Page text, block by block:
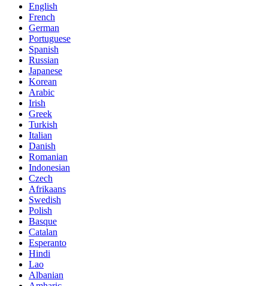
English
French
German
Portuguese
Spanish
Russian
Japanese
Korean
Arabic
Irish
Greek
Turkish
Italian
Danish
Romanian
Indonesian
Czech
Afrikaans
Swedish
Polish
Basque
Catalan
Esperanto
Hindi
Lao
Albanian